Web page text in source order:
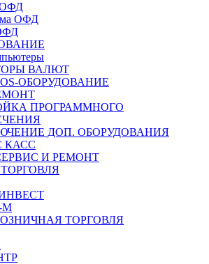
ОФД
ОФД
ВАЛЮТ
POS-ОБОРУДОВАНИЕ
ПРОГРАММНОГО
ДОП. ОБОРУДОВАНИЯ
КАСС
СЕРВИС И РЕМОНТ
М
РОЗНИЧНАЯ ТОРГОВЛЯ